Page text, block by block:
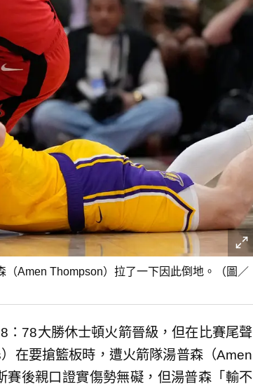
Amen Thompson）拉了一下因此倒地。（圖／
：78大勝休士頓火箭晉級，但在比賽尾聲
在要搶籃板時，遭火箭隊湯普森（Amen
後親口證實傷勢無礙，但湯普森「輸不